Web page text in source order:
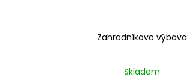
Zahradníkova výbava
Skladem